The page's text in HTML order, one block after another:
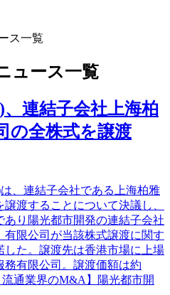
ス一覧
ュース一覧
、連結子会社上海柏
の全株式を譲渡
、連結子会社である上海柏雅
渡することについて決議し、
り陽光都市開発の連結子会社
限公司が当該株式譲渡に関す
した。譲渡先は香港市場に上場
務有限公司。譲渡価額は約
通業界のM&A】陽光都市開